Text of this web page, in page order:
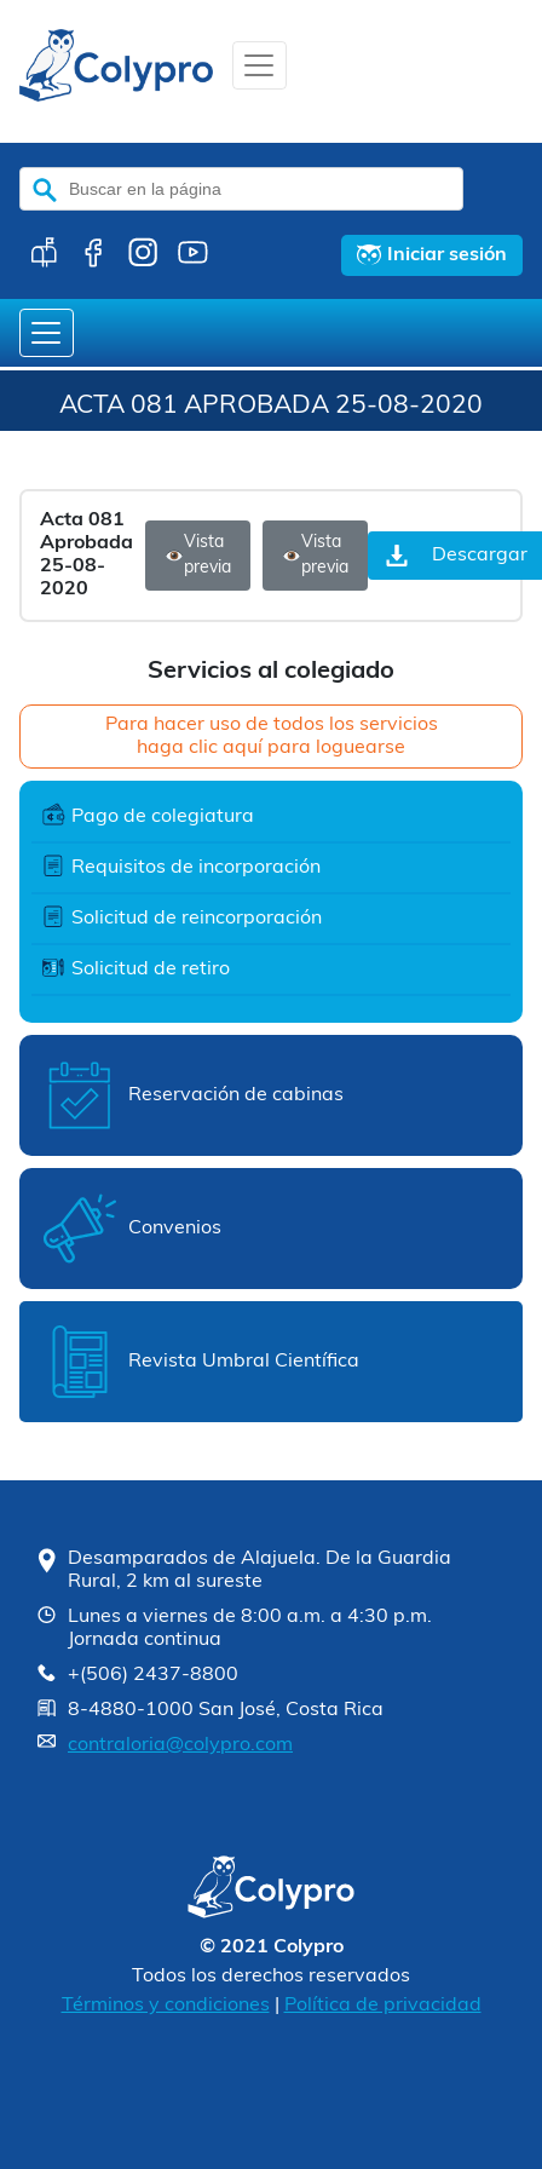
Buscar:
Iniciar sesión
ACTA 081 APROBADA 25-08-2020
Servicios al colegiado
Para hacer uso de todos los servicios
haga clic aquí para loguearse
Pago de colegiatura
Requisitos de incorporación
Solicitud de reincorporación
Solicitud de retiro
Reservación de cabinas
Convenios
Revista Umbral Científica
Acta 081
Aprobada
25-08-
2020
Vista
previa
Vista
previa
Descargar
Desamparados de Alajuela. De la Guardia
Rural, 2 km al sureste
Lunes a viernes de 8:00 a.m. a 4:30 p.m.
Jornada continua
+(506) 2437-8800
8-4880-1000 San José, Costa Rica
contraloria@colypro.com
© 2021 Colypro
Todos los derechos reservados
Términos y condiciones
Política de privacidad